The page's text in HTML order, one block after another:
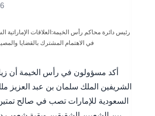
أكد مسؤولون في رأس الخيمة أن
الشريفين الملك سلمان بن عبد العزيز
السعودية للإمارات تصب في صالح تمتين